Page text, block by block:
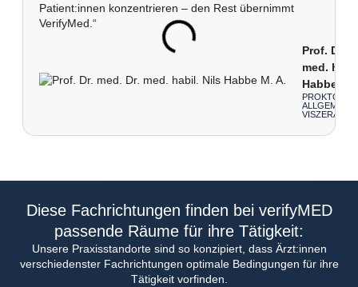
Patient:innen konzentrieren – den Rest übernimmt
VerifyMed.“
Prof. Dr.
med.
Habbe M.
ALLGEMEIN-
Diese Fachrichtungen finden bei verifyMED
passende Räume für ihre Tätigkeit:
Unsere Praxisstandorte sind so konzipiert, dass Ärzt:innen
verschiedenster Fachrichtungen optimale Bedingungen für ihre
Tätigkeit vorfinden.